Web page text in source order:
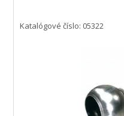
Katalógové číslo: 05322